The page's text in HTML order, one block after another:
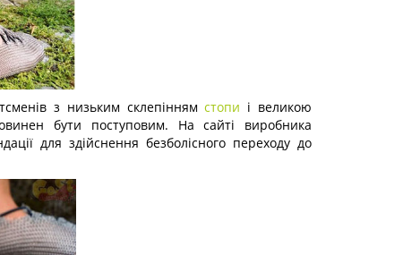
з низьким склепіннямстопи і великою
бути поступовим. На сайті виробника
для здійснення безболісного переходу до